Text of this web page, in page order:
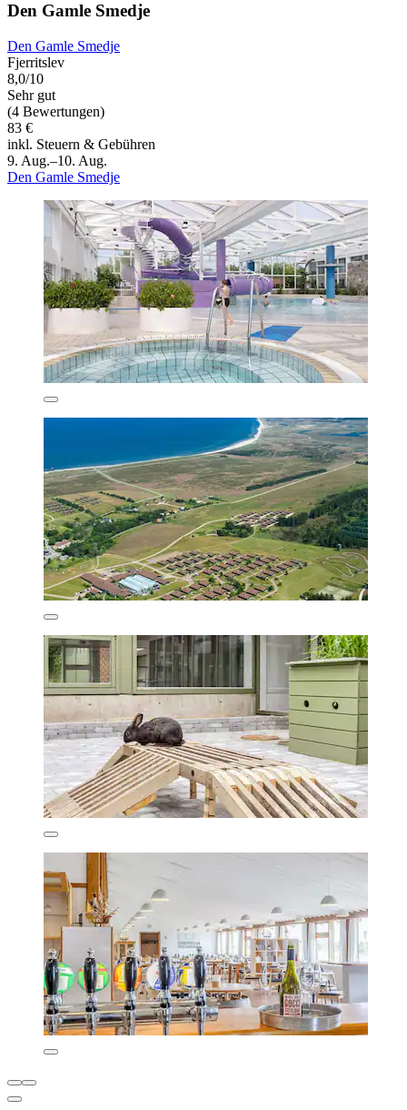
Den Gamle Smedje
Den Gamle Smedje
Fjerritslev
8,0/10
Sehr gut
(4 Bewertungen)
83 €
inkl. Steuern & Gebühren
9. Aug.–10. Aug.
Den Gamle Smedje